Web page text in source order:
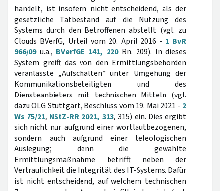
handelt, ist insofern nicht entscheidend, als der
gesetzliche Tatbestand auf die Nutzung des
Systems durch den Betroffenen abstellt (vgl. zu
Clouds BVerfG, Urteil vom 20. April 2016 - 1 BvR
966/09u.a., BVerfGE 141, 220Rn. 209). In dieses
System greift das von den Ermittlungsbehörden
veranlasste „Aufschalten“ unter Umgehung der
Kommunikationsbeteiligten und des
Diensteanbieters mit technischen Mitteln (vgl.
dazu OLG Stuttgart, Beschluss vom 19. Mai 2021 - 2
Ws 75/21, NStZ-RR 2021, 313, 315) ein. Dies ergibt
sich nicht nur aufgrund einer wortlautbezogenen,
sondern auch aufgrund einer teleologischen
Auslegung; denn die gewählte
Ermittlungsmaßnahme betrifft neben der
Vertraulichkeit die Integrität des IT-Systems. Dafür
ist nicht entscheidend, auf welchem technischen